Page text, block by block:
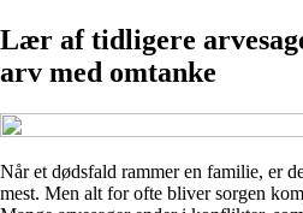
Lær af tidligere
arv med omtanke
Når et dødsfald rammer en familie, er
mest. Men alt for ofte bliver sorgen